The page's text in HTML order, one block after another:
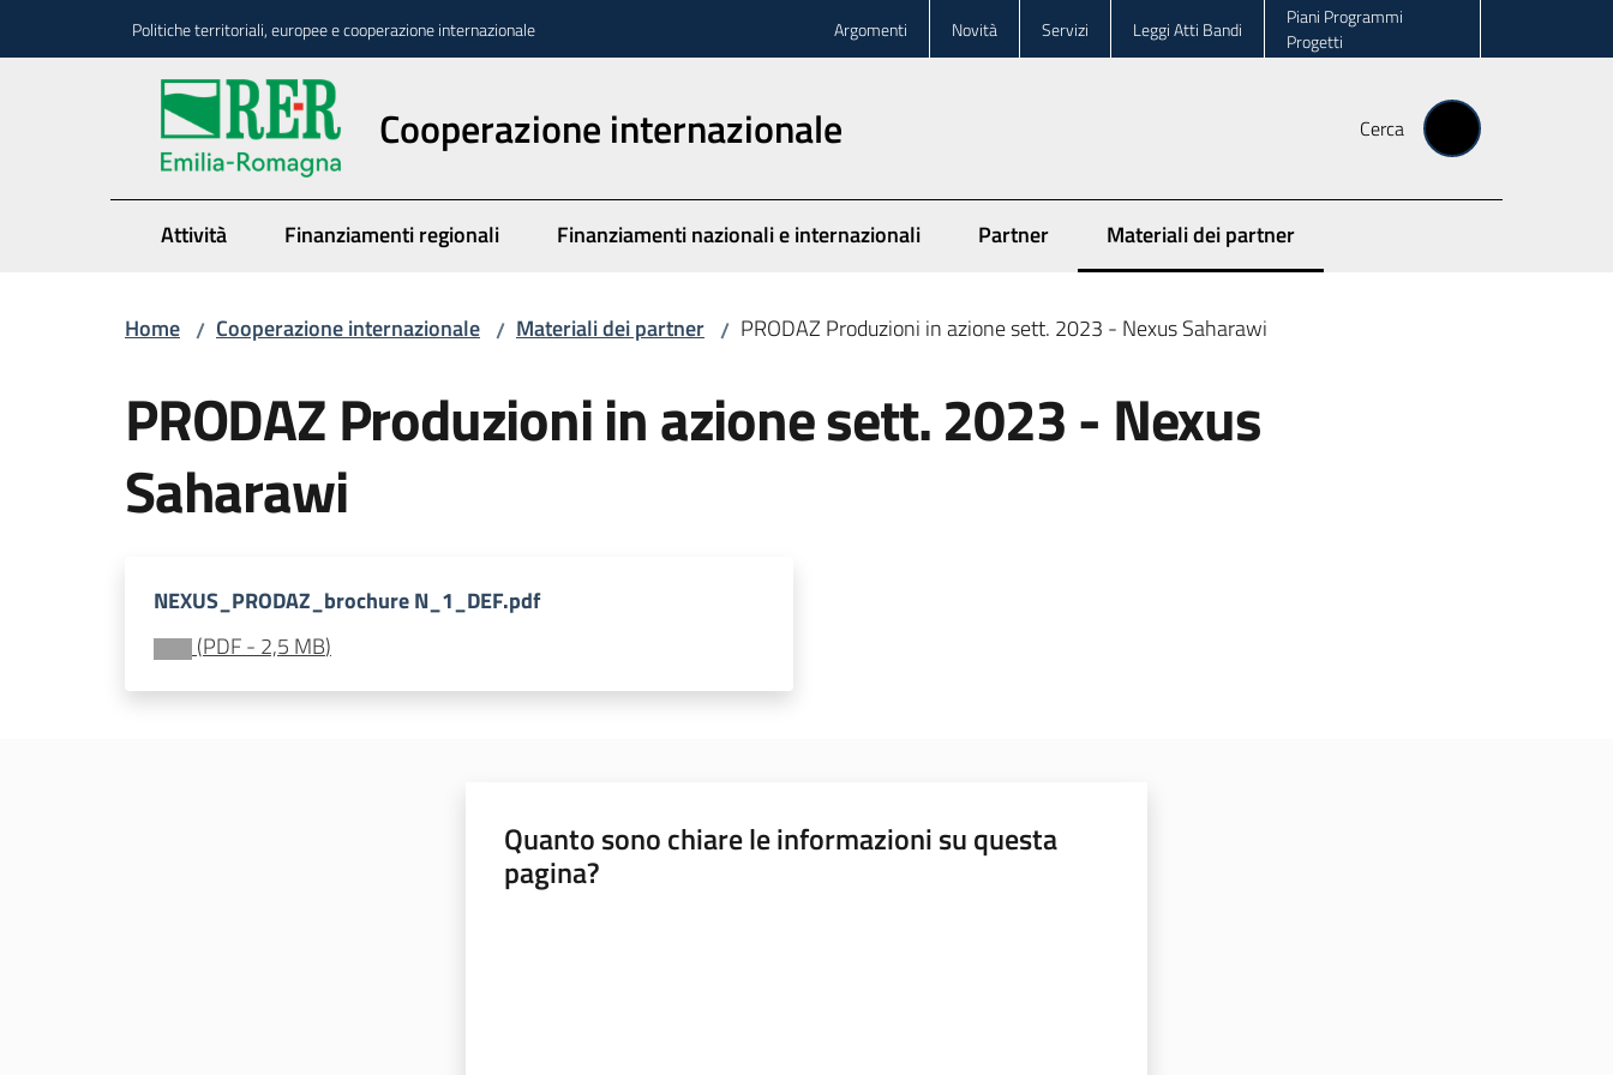
Politiche territoriali, europee e cooperazione internazionale Argomenti Novità Servizi Leggi Atti Bandi
Piani Programmi
Progetti
Cooperazione internazionale Cerca
Attività Finanziamenti regionali Finanziamenti nazionali e internazionali Partner Materiali dei partner
Menu selezionato
Home / Cooperazione internazionale / Materiali dei partner / PRODAZ Produzioni in azione sett. 2023 - Nexus Saharawi
PRODAZ Produzioni in azione sett. 2023 - Nexus
Saharawi
NEXUS_PRODAZ_brochure N_1_DEF.pdf
(PDF- 2,5 MB)
Quanto sono chiare le informazioni su questa
pagina?